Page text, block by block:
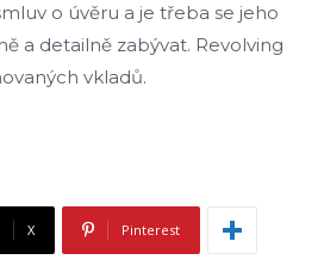
o úvěru a je třeba se jeho
a detailně zabývat. Revolving
vkladů.
X Pinterest